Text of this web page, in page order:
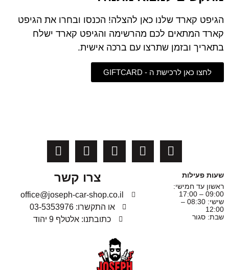
הגיפט קארד שלנו כאן להצלה! הכנסו ובחרו את הגיפט
קארד המתאים לכם מהרשימה והגיפט קארד ישלח
בתאריך ובזמן שתרצו עם ברכה אישית.
לחצו כאן לרכישת ה - GIFTCARD
שעות פעילות
ראשון עד חמישי:
09:00 – 17:00
שישי: 08:30 –
12:00
שבת: סגור
צרו קשר
office@joseph-car-shop.co.il
או התקשרו: 03-5353976
כתובתנו: אלטלף 9 יהוד